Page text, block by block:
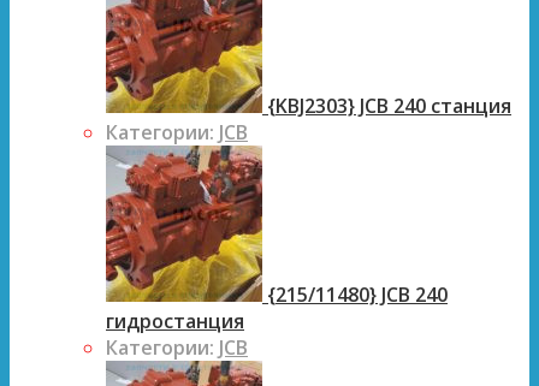
{KBJ2303} JCB 240 станция
Категории: JCB
{215/11480} JCB 240
гидростанция
Категории: JCB